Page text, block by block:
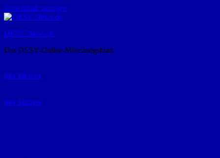
Zum Inhalt springen
DESV-News.de
Das DESV-Online-Mitteilungsblatt
hier klicken
hier klicken